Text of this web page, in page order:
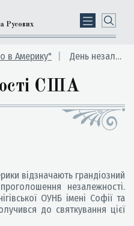
Русових
в Америку" День незалежності США
США
відзначають грандіозний
незалежності.
ОУНБ імені Софії та
до святкування цієї